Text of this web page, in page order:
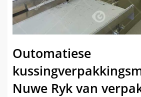
Outomatiese
Nuwe Ryk van